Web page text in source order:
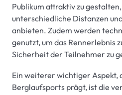
Publikum attraktiv zu
unterschiedliche Distanzen
anbieten. Zudem werden
genutzt, um das Rennerlebnis
Sicherheit der Teilnehmer zu
Ein weiterer wichtiger Aspekt,
Berglaufsports prägt, ist die